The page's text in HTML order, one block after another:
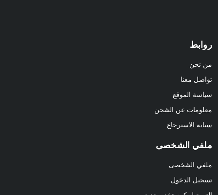
روابط
من نحن
تواصل معنا
سياسة الموقع
معلومات عن الشحن
سياية الاسترجاع
ملفي الشخصى
ملفي الشخصى
تسجيل الدخول